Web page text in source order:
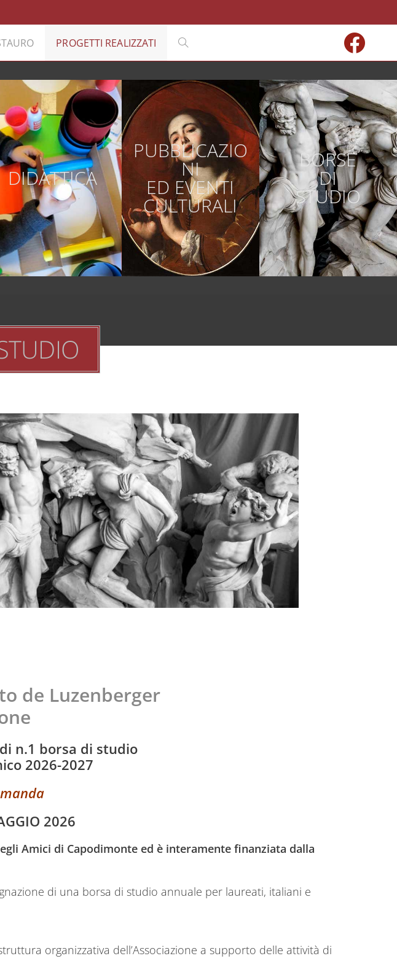
PROGETTI REALIZZATI
DIDATTICA
PUBBLICAZIO
NI
ED EVENTI
CULTURALI
BORSE
DI
STUDIO
de Luzenberger
n.1 borsa di studio
2026-2027
2026
Amici di Capodimonte ed è interamente finanziata dalla
di una borsa di studio annuale per laureati, italiani e
organizzativa dell’Associazione a supporto delle attività di